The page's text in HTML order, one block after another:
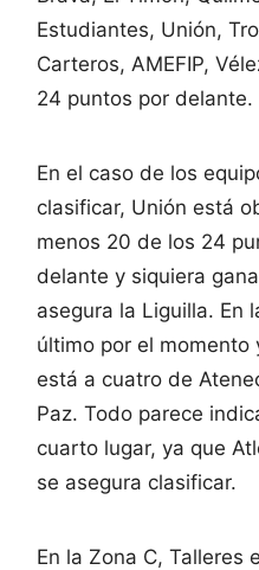
Estudiantes, Unión,
Carteros, AMEFIP,
24 puntos por delante.
En el caso de los
clasificar, Unión está
menos 20 de los 24
delante y siquiera
asegura la Liguilla. En
último por el
está a cuatro de
Paz. Todo parece
cuarto lugar, ya que
se asegura clasificar.
En la Zona C, Talleres